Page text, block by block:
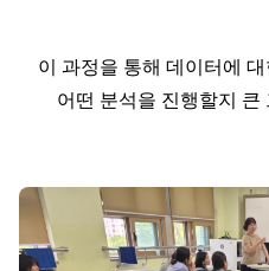
이 과정을 통해 데이터에
어떤 분석을 진행할지